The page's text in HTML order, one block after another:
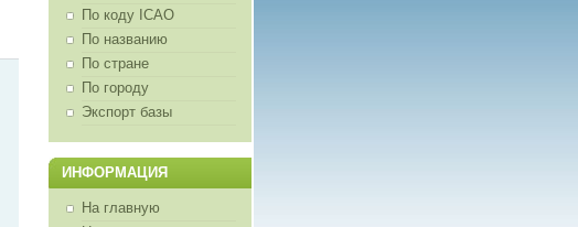
По коду ICAO
По названию
По стране
По городу
Экспорт базы
ИНФОРМАЦИЯ
На главную